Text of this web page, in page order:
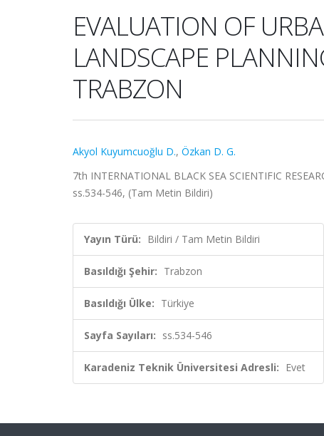
EVALUATION OF
LANDSCAPE
TRABZON
Akyol Kuyumcuoğlu D., Özkan D. G.
7th INTERNATIONAL BLACK SEA SCIENTIFIC
ss.534-546, (Tam Metin Bildiri)
Yayın Türü: Bildiri / Tam Metin Bildiri
Basıldığı Şehir: Trabzon
Basıldığı Ülke: Türkiye
Sayfa Sayıları: ss.534-546
Karadeniz Teknik Üniversitesi Adresli: Evet